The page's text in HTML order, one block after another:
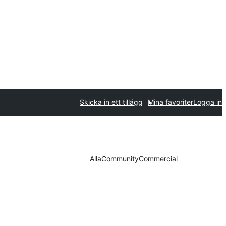
Skicka in ett tillägg Mina favoriterLogga in
AllaCommunityCommercial